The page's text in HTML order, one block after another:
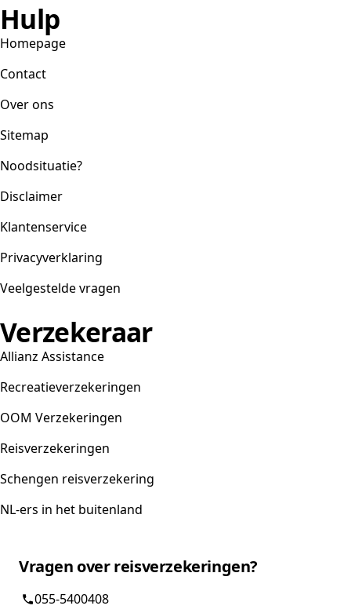
Hulp
Homepage
Contact
Over ons
Sitemap
Noodsituatie?
Disclaimer
Klantenservice
Privacyverklaring
Veelgestelde vragen
Verzekeraar
Allianz Assistance
Recreatieverzekeringen
OOM Verzekeringen
Reisverzekeringen
Schengen reisverzekering
NL-ers in het buitenland
Vragen over reisverzekeringen?
055-5400408